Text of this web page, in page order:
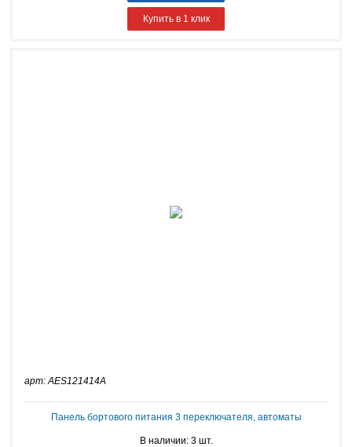
Купить в 1 клик
арт: AES121414A
Панель бортового питания 3 переключателя, автоматы
В наличии: 3 шт.